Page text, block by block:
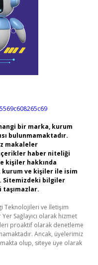
bir marka, kurum
bulunmamaktadır.
makaleler
haber niteliği
kişiler hakkında
kurum ve kişiler ile isim
Sitemizdeki bilgiler
Teknolojileri ve İletişim
Sağlayıcı olarak hizmet
proaktif olarak denetleme
Ancak, üyelerimiz
olup, siteye üye olarak